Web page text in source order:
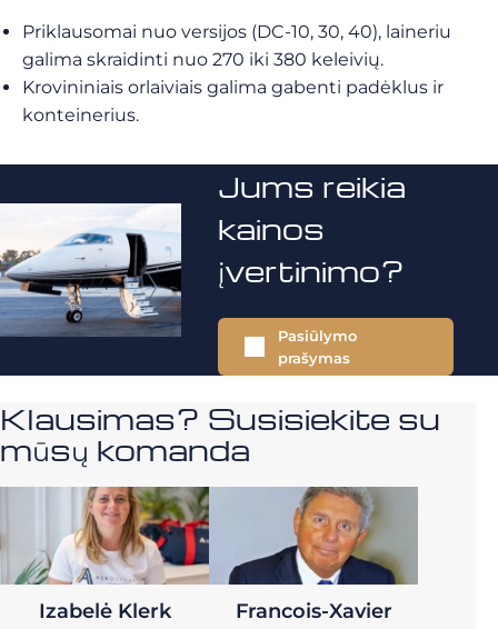
Priklausomai nuo versijos (DC-10, 30, 40), laineriu
galima skraidinti nuo 270 iki 380 keleivių.
Krovininiais orlaiviais galima gabenti padėklus ir
konteinerius.
Jums reikia
kainos
įvertinimo?
Pasiūlymo
prašymas
Klausimas? Susisiekite su
mūsų komanda
Izabelė Klerk
Francois-Xavier